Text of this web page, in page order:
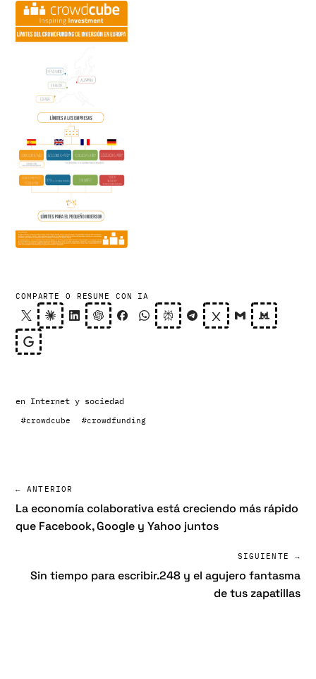
COMPARTE O RESUME CON IA
en Internet y sociedad
#crowdcube #crowdfunding
← ANTERIOR
La economía colaborativa está creciendo más rápido
que Facebook, Google y Yahoo juntos
SIGUIENTE →
Sin tiempo para escribir.248 y el agujero fantasma
de tus zapatillas